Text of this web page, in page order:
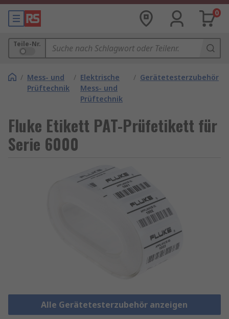
0
Teile-Nr.
/ Mess- und
Prüftechnik
/ Elektrische
Mess- und
Prüftechnik
/ Gerätetesterzubehör
Fluke Etikett PAT-Prüfetikett für
Serie 6000
Alle Gerätetesterzubehör anzeigen